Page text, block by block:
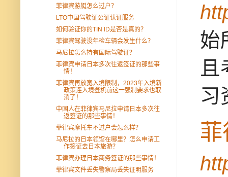
始
习
菲律宾游艇怎么过户？
LTO中国驾驶证公证认证服务
如何验证你的TIN ID是否是真的？
菲律宾驾驶没年检车辆会发生什么？
马尼拉怎么持有国际驾驶证？
菲律宾申请日本多次往返签证的那些事
情！
菲律宾再放宽入境限制，2023年入境新
政策连入境登机前这一强制要求也取
消了！
中国人在菲律宾马尼拉申请日本多次往
返签证的那些事情！
菲律宾摩托车不过户会怎么样？
马尼拉的日本领馆在哪里？怎么申请工
作签证去日本旅游？
菲律宾办理日本商务签证的那些事情！
菲律宾文件丢失警察局丢失证明服务